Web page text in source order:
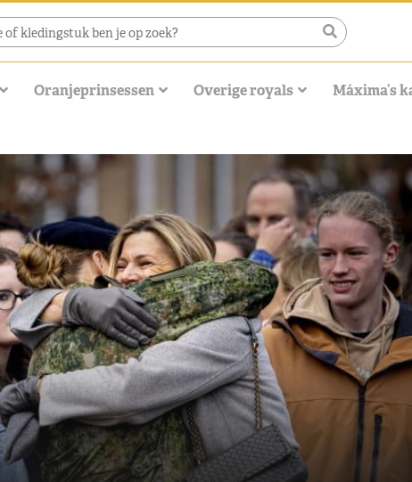
Oranjeprinsessen Overige royals Máxima’s